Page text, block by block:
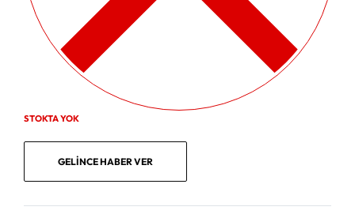
STOKTA YOK
GELINCE HABER VER